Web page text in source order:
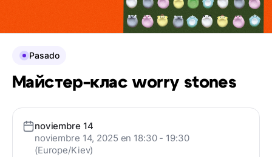
Pasado
Майстер-клас worry stones
noviembre 14
noviembre 14, 2025 en 18:30 - 19:30
(Europe/Kiev)